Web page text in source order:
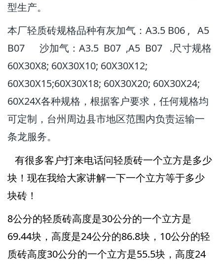
型生产。
本厂轻质砖规格品种有灰加气：A3.5 B06 , A5
B07 沙加气：A3.5 B07 ,A5 B07 .尺寸规格
60X30X8; 60X30X10; 60X30X12;
60X30X15;60X30X18; 60X30X20; 60X30X24;
60X24X各种规格，根据客户要求，任何规格均
可定制，台州周边县市地区范围内负责运输一
条龙服务。
有很多客户打来电话问轻质砖一个立方是多少
块！现在我给大家讲解一下一个立方等于多少
块砖！
8公分的轻质砖高度是30公分的一个立方是
69.44块，高度是24公分的86.8块，10公分的轻
质砖高度30公分的一个立方是55.5块，高度24